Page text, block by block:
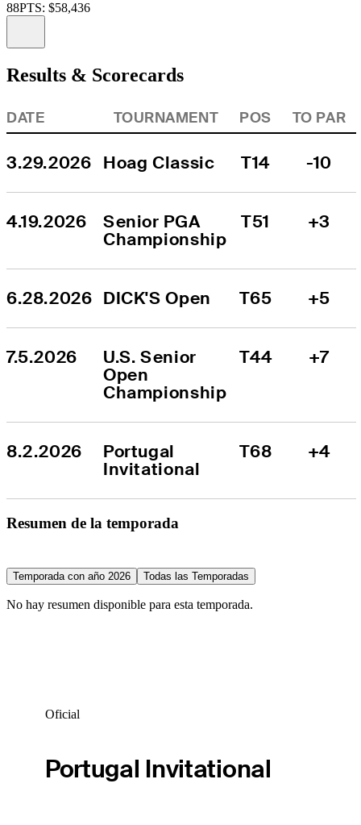
88PTS: $58,436
Results & Scorecards
DATE TOURNAMENT POS TO PAR
3.29.2026 Hoag Classic T14 -10
4.19.2026
Senior PGA
Championship
T51 +3
6.28.2026 DICK'S Open T65 +5
7.5.2026
U.S. Senior
Open
Championship
T44 +7
8.2.2026
Portugal
Invitational
T68 +4
Resumen de la temporada
Temporada con año 2026 Todas las Temporadas
No hay resumen disponible para esta temporada.
Oficial
Portugal Invitational